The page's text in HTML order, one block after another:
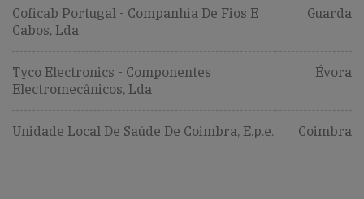
Coficab Portugal - Companhia De Fios E
Cabos, Lda
Guarda
Tyco Electronics - Componentes
Electromecânicos, Lda
Évora
Unidade Local De Saúde De Coimbra, E.p.e. Coimbra